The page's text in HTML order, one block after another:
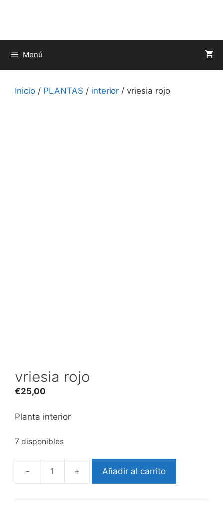
Menú
Inicio / PLANTAS / interior / vriesia rojo
vriesia rojo
€25,00
Planta interior
7 disponibles
vriesia
cantidad
Añadir al carrito